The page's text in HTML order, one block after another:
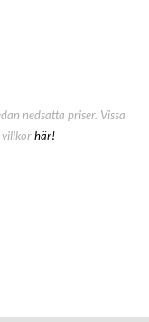
nedsatta priser. Vissa
villkorhär!